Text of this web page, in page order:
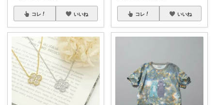
コレ いいね コレ いいね